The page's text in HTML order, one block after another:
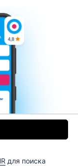
для поиска
работы №1 в